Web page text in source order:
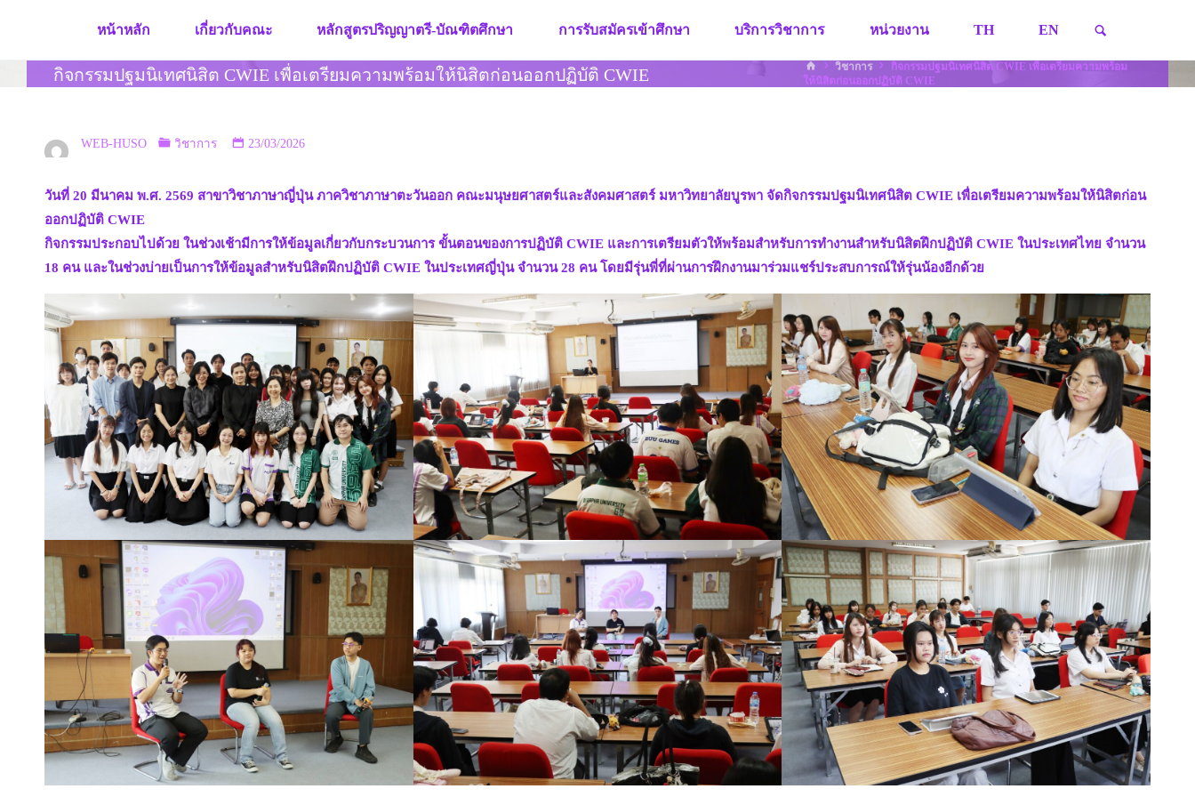
content
หน้าหลัก เกี่ยวกับคณะ หลักสูตรปริญญาตรี-บัณฑิตศึกษา การรับสมัครเข้าศึกษา บริการวิชาการ หน่วยงาน TH EN
กิจกรรมปฐมนิเทศนิสิต CWIE เพื่อเตรียมความพร้อมให้นิสิตก่อนออกปฏิบัติ CWIE
HOMEวิชาการ
กิจกรรมปฐมนิเทศนิสิต CWIE เพื่อเตรียมความพร้อม
ให้นิสิตก่อนออกปฏิบัติ CWIE
WEB-HUSO วิชาการ 23/03/2026
วันที่ 20 มีนาคม พ.ศ. 2569 สาขาวิชาภาษาญี่ปุ่น ภาควิชาภาษาตะวันออก คณะมนุษยศาสตร์และสังคมศาสตร์ มหาวิทยาลัยบูรพา จัดกิจกรรมปฐมนิเทศนิสิต CWIE เพื่อเตรียมความพร้อมให้นิสิตก่อน
ออกปฏิบัติ CWIE
กิจกรรมประกอบไปด้วย ในช่วงเช้ามีการให้ข้อมูลเกี่ยวกับกระบวนการ ขั้นตอนของการปฏิบัติ CWIE และการเตรียมตัวให้พร้อมสำหรับการทำงานสำหรับนิสิตฝึกปฏิบัติ CWIE ในประเทศไทย จำนวน
18 คน และในช่วงบ่ายเป็นการให้ข้อมูลสำหรับนิสิตฝึกปฏิบัติ CWIE ในประเทศญี่ปุ่น จำนวน 28 คน โดยมีรุ่นพี่ที่ผ่านการฝึกงานมาร่วมแชร์ประสบการณ์ให้รุ่นน้องอีกด้วย